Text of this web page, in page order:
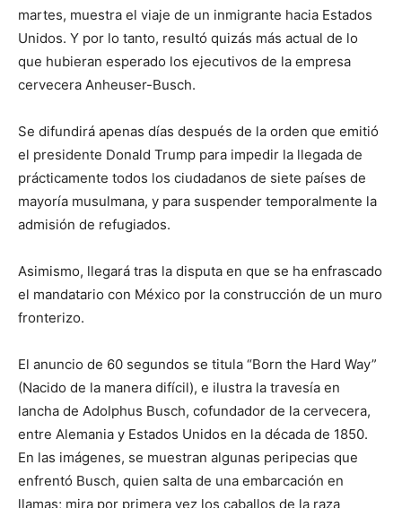
martes, muestra el viaje de un inmigrante hacia Estados
Unidos. Y por lo tanto, resultó quizás más actual de lo
que hubieran esperado los ejecutivos de la empresa
cervecera Anheuser-Busch.
Se difundirá apenas días después de la orden que emitió
el presidente Donald Trump para impedir la llegada de
prácticamente todos los ciudadanos de siete países de
mayoría musulmana, y para suspender temporalmente la
admisión de refugiados.
Asimismo, llegará tras la disputa en que se ha enfrascado
el mandatario con México por la construcción de un muro
fronterizo.
El anuncio de 60 segundos se titula “Born the Hard Way”
(Nacido de la manera difícil), e ilustra la travesía en
lancha de Adolphus Busch, cofundador de la cervecera,
entre Alemania y Estados Unidos en la década de 1850.
En las imágenes, se muestran algunas peripecias que
enfrentó Busch, quien salta de una embarcación en
llamas; mira por primera vez los caballos de la raza